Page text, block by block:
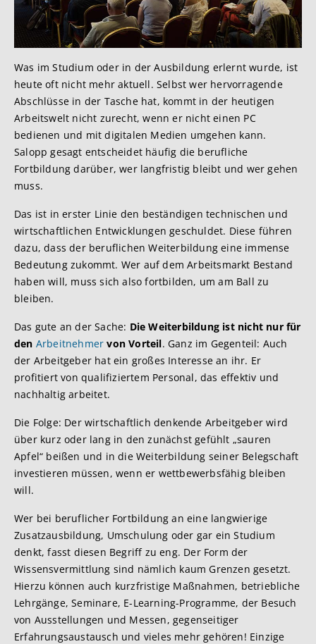
Was im Studium oder in der Ausbildung erlernt wurde, ist
heute oft nicht mehr aktuell. Selbst wer hervorragende
Abschlüsse in der Tasche hat, kommt in der heutigen
Arbeitswelt nicht zurecht, wenn er nicht einen PC
bedienen und mit digitalen Medien umgehen kann.
Salopp gesagt entscheidet häufig die berufliche
Fortbildung darüber, wer langfristig bleibt und wer gehen
muss.
Das ist in erster Linie den beständigen technischen und
wirtschaftlichen Entwicklungen geschuldet. Diese führen
dazu, dass der beruflichen Weiterbildung eine immense
Bedeutung zukommt. Wer auf dem Arbeitsmarkt Bestand
haben will, muss sich also fortbilden, um am Ball zu
bleiben.
Das gute an der Sache: Die Weiterbildung ist nicht nur für
den Arbeitnehmervon Vorteil. Ganz im Gegenteil: Auch
der Arbeitgeber hat ein großes Interesse an ihr. Er
profitiert von qualifiziertem Personal, das effektiv und
nachhaltig arbeitet.
Die Folge: Der wirtschaftlich denkende Arbeitgeber wird
über kurz oder lang in den zunächst gefühlt „sauren
Apfel“ beißen und in die Weiterbildung seiner Belegschaft
investieren müssen, wenn er wettbewerbsfähig bleiben
will.
Wer bei beruflicher Fortbildung an eine langwierige
Zusatzausbildung, Umschulung oder gar ein Studium
denkt, fasst diesen Begriff zu eng. Der Form der
Wissensvermittlung sind nämlich kaum Grenzen gesetzt.
Hierzu können auch kurzfristige Maßnahmen, betriebliche
Lehrgänge, Seminare, E-Learning-Programme, der Besuch
von Ausstellungen und Messen, gegenseitiger
Erfahrungsaustausch und vieles mehr gehören! Einzige